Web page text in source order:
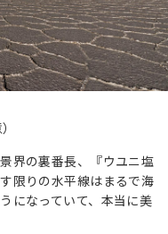
界の裏番長、『ウユニ塩
限りの水平線はまるで海
になっていて、本当に美